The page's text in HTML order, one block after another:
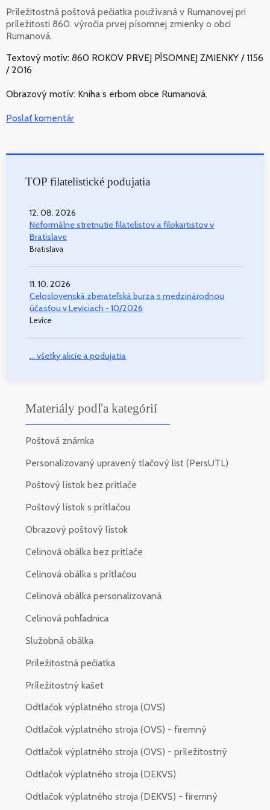
Príležitostná poštová pečiatka používaná v Rumanovej pri
príležitosti 860. výročia prvej písomnej zmienky o obci
Rumanová.
Textový motív: 860 ROKOV PRVEJ PÍSOMNEJ ZMIENKY / 1156
/ 2016
Obrazový motív: Kniha s erbom obce Rumanová.
Poslať komentár
TOP filatelistické podujatia
12. 08. 2026
Neformálne stretnutie filatelistov a filokartistov v
Bratislave
Bratislava
11. 10. 2026
Celoslovenská zberateľská burza s medzinárodnou
účasťou v Leviciach - 10/2026
Levice
... všetky akcie a podujatia
Materiály podľa kategórií
Poštová známka
Personalizovaný upravený tlačový list (PersUTL)
Poštový lístok bez prítlače
Poštový lístok s prítlačou
Obrazový poštový lístok
Celinová obálka bez prítlače
Celinová obálka s prítlačou
Celinová obálka personalizovaná
Celinová pohľadnica
Služobná obálka
Príležitostná pečiatka
Príležitostný kašet
Odtlačok výplatného stroja (OVS)
Odtlačok výplatného stroja (OVS) - firemný
Odtlačok výplatného stroja (OVS) - príležitostný
Odtlačok výplatného stroja (DEKVS)
Odtlačok výplatného stroja (DEKVS) - firemný